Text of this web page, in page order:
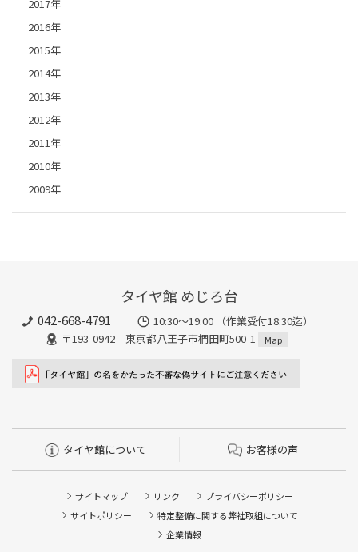
2017年
2016年
2015年
2014年
2013年
2012年
2011年
2010年
2009年
タイヤ館 めじろ台
042-668-4791
10:30～19:00 （作業受付18:30迄）
〒193-0942 東京都八王子市椚田町500-1
Map
タイヤ館について お客様の声
サイトマップ リンク
プライバシーポリシー
サイトポリシー
特定整備に関する弊社取組について
企業情報